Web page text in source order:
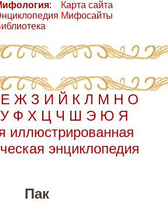
ифология:
нциклопедия
иблиотека
Карта сайта
Мифосайты
Е Ж З И Й К Л М Н О
У Ф Х Ц Ч Ш Э Ю Я
иллюстрированная
энциклопедия
Пак